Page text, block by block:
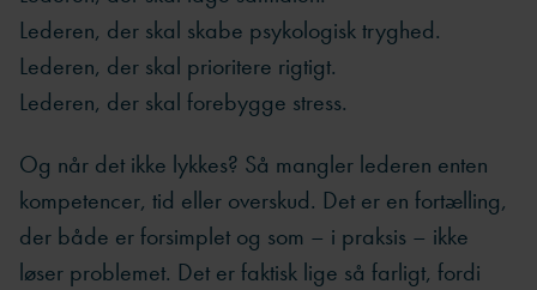
Lederen, der skal skabe psykologisk tryghed.
Lederen, der skal prioritere rigtigt.
Lederen, der skal forebygge stress.
Og når det ikke lykkes? Så mangler lederen enten
kompetencer, tid eller overskud. Det er en fortælling,
der både er forsimplet og som – i praksis – ikke
løser problemet. Det er faktisk lige så farligt, fordi